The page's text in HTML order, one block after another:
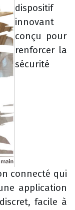
dispositif
innovant
conçu pour
renforcer la
sécurité
connecté qui
application
facile à